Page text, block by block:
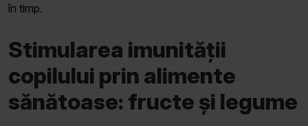
în timp.
Stimularea imunității
copilului prin alimente
sănătoase: fructe și legume